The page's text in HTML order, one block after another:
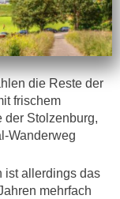
die Reste der
frischem
der Stolzenburg,
Wanderweg
ist allerdings das
mehrfach